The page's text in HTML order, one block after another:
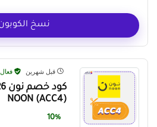
نسخ
قبل شهرين فعال
NOON (ACC4)
10%